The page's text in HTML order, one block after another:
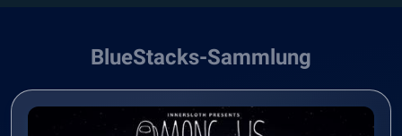
BlueStacks-Sammlung